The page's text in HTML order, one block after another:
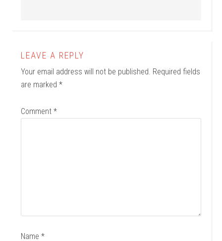
LEAVE A REPLY
Your email address will not be published. Required fields
are marked*
Comment*
Name*